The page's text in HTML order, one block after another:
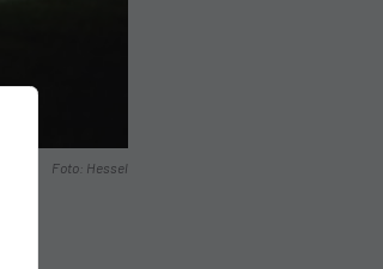
Foto: Hessel